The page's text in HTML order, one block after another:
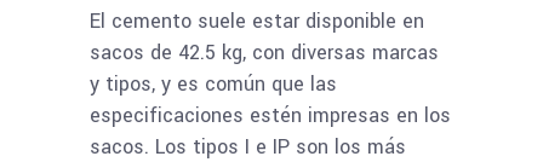
El cemento suele estar disponible en
sacos de 42.5 kg, con diversas marcas
y tipos, y es común que las
especificaciones estén impresas en los
sacos. Los tipos I e IP son los más